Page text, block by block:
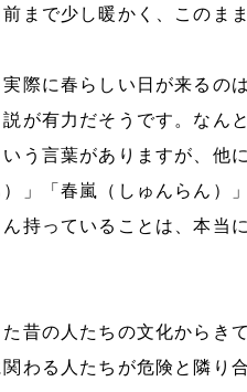
まで少し暖かく、このま
際に春らしい日が来るの
が有力だそうです。なん
う言葉がありますが、他
」「春嵐（しゅんらん）
持っていることは、本当
昔の人たちの文化からき
わる人たちが危険と隣り